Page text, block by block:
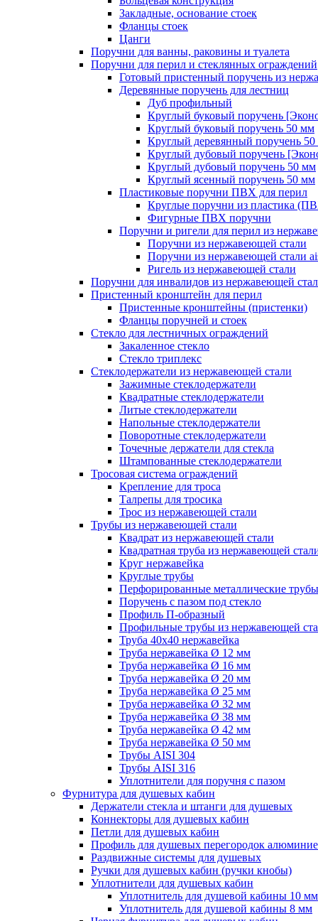
Закладные, основание стоек
Фланцы стоек
Цанги
Поручни для ванны, раковины и туалета
Поручни для перил и стеклянных ограждений
Готовый пристенный поручень из
Деревянные поручень для лестниц
Дуб профильный
Круглый буковый поручень
Круглый буковый поручень 50 мм
Круглый деревянный поручень
Круглый дубовый поручень
Круглый дубовый поручень 50 мм
Круглый ясенный поручень 50 мм
Пластиковые поручни ПВХ для перил
Круглые поручни из пластика
Фигурные ПВХ поручни
Поручни и ригели для перил из
Поручни из нержавеющей стали
Поручни из нержавеющей стали
Ригель из нержавеющей стали
Поручни для инвалидов из нержавеющей
Пристенный кронштейн для перил
Пристенные кронштейны (пристенки)
Фланцы поручней и стоек
Стекло для лестничных ограждений
Закаленное стекло
Стекло триплекс
Стеклодержатели из нержавеющей стали
Зажимные стеклодержатели
Квадратные стеклодержатели
Литые стеклодержатели
Напольные стеклодержатели
Поворотные стеклодержатели
Точечные держатели для стекла
Штампованные стеклодержатели
Тросовая система ограждений
Крепление для троса
Талрепы для тросика
Трос из нержавеющей стали
Трубы из нержавеющей стали
Квадрат из нержавеющей стали
Квадратная труба из нержавеющей
Круг нержавейка
Круглые трубы
Перфорированные металлические трубы
Поручень с пазом под стекло
Профиль П-образный
Профильные трубы из нержавеющей
Труба 40х40 нержавейка
Труба нержавейка Ø 12 мм
Труба нержавейка Ø 16 мм
Труба нержавейка Ø 20 мм
Труба нержавейка Ø 25 мм
Труба нержавейка Ø 32 мм
Труба нержавейка Ø 38 мм
Труба нержавейка Ø 42 мм
Труба нержавейка Ø 50 мм
Трубы AISI 304
Трубы AISI 316
Уплотнители для поручня с пазом
Фурнитура для душевых кабин
Держатели стекла и штанги для душевых
Коннекторы для душевых кабин
Петли для душевых кабин
Профиль для душевых перегородок
Раздвижные сиcтемы для душевых
Ручки для душевых кабин (ручки кнобы)
Уплотнители для душевых кабин
Уплотнитель для душевой кабины 10 мм
Уплотнитель для душевой кабины 8 мм